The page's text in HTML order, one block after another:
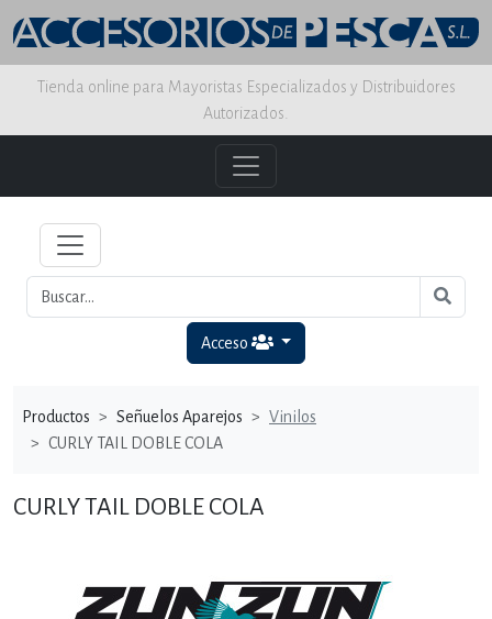
Tienda online para Mayoristas Especializados y Distribuidores
Autorizados.
Acceso
Productos Señuelos Aparejos
Vinilos
CURLY TAIL DOBLE COLA
CURLY TAIL DOBLE COLA